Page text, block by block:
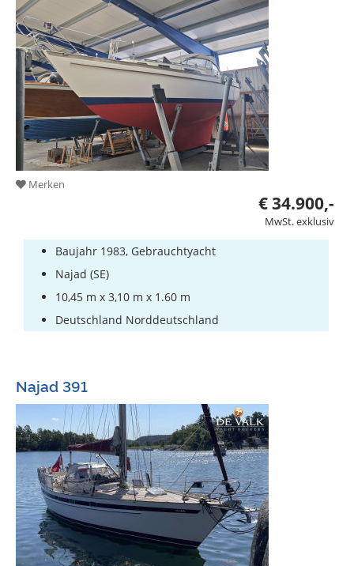
Merken
€ 34.900,-
MwSt. exklusiv
Baujahr 1983, Gebrauchtyacht
Najad (SE)
10,45 m x 3,10 m x 1.60 m
Deutschland Norddeutschland
Najad 391